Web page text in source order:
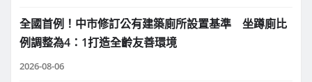
全國首例！中市修訂公有建築廁所設置基準 坐蹲廁比
例調整為4：1打造全齡友善環境
2026-08-06